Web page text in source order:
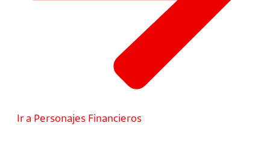
Ir a Personajes Financieros